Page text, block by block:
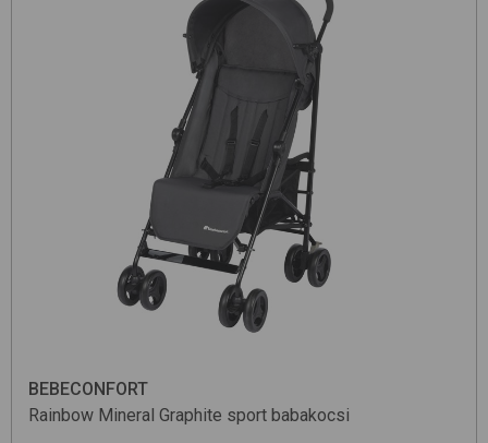
BEBECONFORT
Rainbow Mineral Graphite sport babakocsi